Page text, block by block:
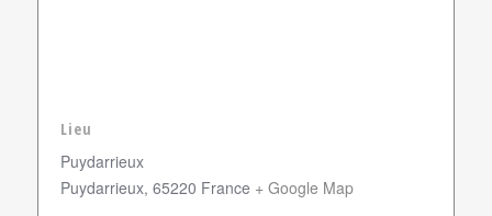
Lieu
Puydarrieux
Puydarrieux, 65220 France + Google Map